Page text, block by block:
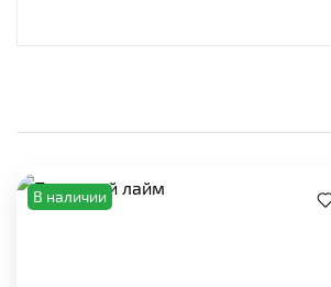
В наличии